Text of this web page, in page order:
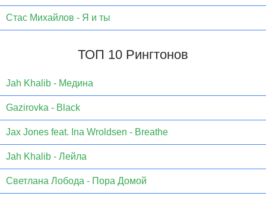
Стас Михайлов - Я и ты
ТОП 10 Рингтонов
Jаh Khаlib - Медина
Gazirovka - Black
Jax Jones feat. Ina Wroldsen - Breathe
Jah Khalib - Лейла
Светлана Лобода - Пора Домой